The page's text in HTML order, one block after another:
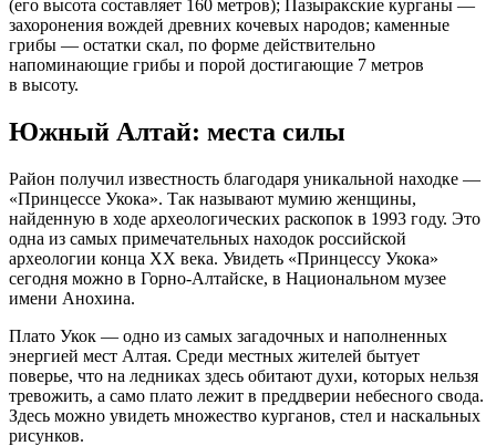
(его высота составляет 160 метров); Пазыракские курганы —
захоронения вождей древних кочевых народов; каменные
грибы — остатки скал, по форме действительно
напоминающие грибы и порой достигающие 7 метров
в высоту.
Южный Алтай: места силы
Район получил известность благодаря уникальной находке —
«Принцессе Укока». Так называют мумию женщины,
найденную в ходе археологических раскопок в 1993 году. Это
одна из самых примечательных находок российской
археологии конца ХХ века. Увидеть «Принцессу Укока»
сегодня можно в Горно-Алтайске, в Национальном музее
имени Анохина.
Плато Укок — одно из самых загадочных и наполненных
энергией мест Алтая. Среди местных жителей бытует
поверье, что на ледниках здесь обитают духи, которых нельзя
тревожить, а само плато лежит в преддверии небесного свода.
Здесь можно увидеть множество курганов, стел и наскальных
рисунков.